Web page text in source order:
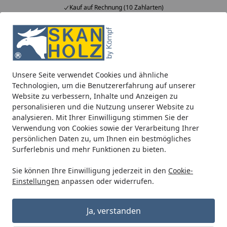
Unsere Seite verwendet Cookies und ähnliche
Technologien, um die Benutzererfahrung auf unserer
Website zu verbessern, Inhalte und Anzeigen zu
personalisieren und die Nutzung unserer Website zu
analysieren. Mit Ihrer Einwilligung stimmen Sie der
Verwendung von Cookies sowie der Verarbeitung Ihrer
persönlichen Daten zu, um Ihnen ein bestmögliches
Surferlebnis und mehr Funktionen zu bieten.
Sie können Ihre Einwilligung jederzeit in den Cookie-
Einstellungen anpassen oder widerrufen.
Ja, verstanden
Kauf auf Rechnung (10 Zahlarten)
Alle Produkte
Mein Konto
Suchen
Startseite
Skan Holz Metall-Regenrinnen-Set 335 cm, anthrazit für
Skan Holz Metall-Regenrinnen-Set
335 cm, anthrazit für CrossCube 4
und Cube XXL